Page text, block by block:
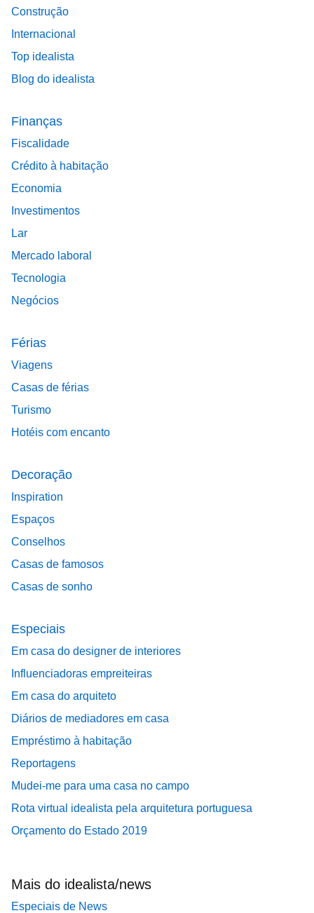
Construção
Internacional
Top idealista
Blog do idealista
Finanças
Fiscalidade
Crédito à habitação
Economia
Investimentos
Lar
Mercado laboral
Tecnologia
Negócios
Férias
Viagens
Casas de férias
Turismo
Hotéis com encanto
Decoração
Inspiration
Espaços
Conselhos
Casas de famosos
Casas de sonho
Especiais
Em casa do designer de interiores
Influenciadoras empreiteiras
Em casa do arquiteto
Diários de mediadores em casa
Empréstimo à habitação
Reportagens
Mudei-me para uma casa no campo
Rota virtual idealista pela arquitetura portuguesa
Orçamento do Estado 2019
Mais do idealista/news
Especiais de News